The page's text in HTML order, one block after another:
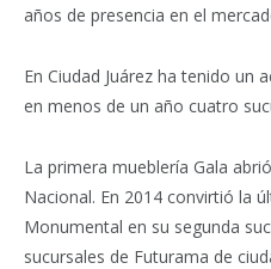
años de presencia en el
En Ciudad Juárez ha tenido un
en menos de un año cuatro
La primera mueblería Gala
Nacional. En 2014 convirtió la
Monumental en su segunda
sucursales de Futurama de